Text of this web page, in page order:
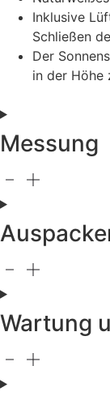
Inklusive
Schließen
Der
in der Höhe
Messung
Wartung